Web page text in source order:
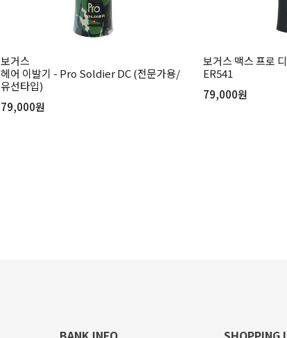
보거스
헤어 이발기 - Pro Soldier DC (전문가용/
유선타입)
79,000원
보거스 맥스 프로
ER541
79,000원